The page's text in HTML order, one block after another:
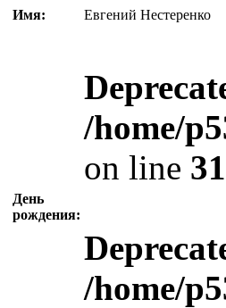
Имя: Евгений Нестеренко
День
рождения:
/home/
on line
/home/